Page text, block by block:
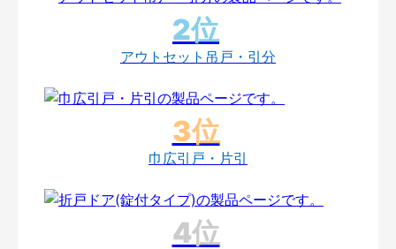
アウトセット吊戸・引分
巾広引戸・片引